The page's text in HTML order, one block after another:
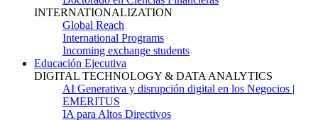
INTERNATIONALIZATION
Global Reach
International Programs
Incoming exchange students
Educación Ejecutiva
DIGITAL TECHNOLOGY & DATA ANALYTICS
AI Generativa y disrupción digital en los Negocios |
EMERITUS
IA para Altos Directivos